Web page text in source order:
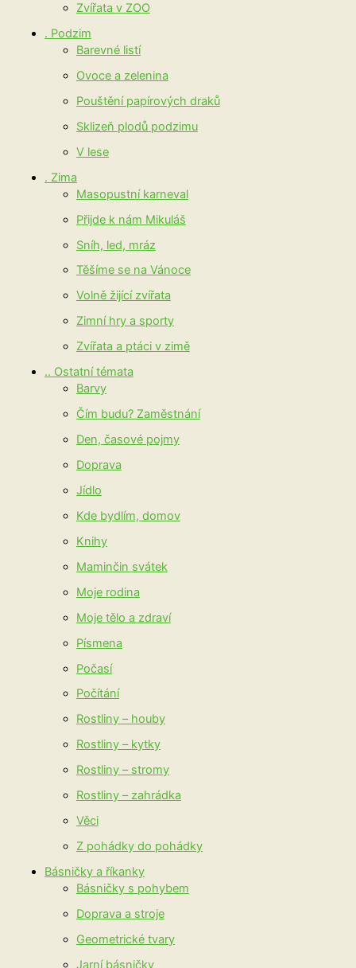
Zvířata v ZOO
. Podzim
Barevné listí
Ovoce a zelenina
Pouštění papírových draků
Sklizeň plodů podzimu
V lese
. Zima
Masopustní karneval
Přijde k nám Mikuláš
Sníh, led, mráz
Těšíme se na Vánoce
Volně žijící zvířata
Zimní hry a sporty
Zvířata a ptáci v zimě
.. Ostatní témata
Barvy
Čím budu? Zaměstnání
Den, časové pojmy
Doprava
Jídlo
Kde bydlím, domov
Knihy
Maminčin svátek
Moje rodina
Moje tělo a zdraví
Písmena
Počasí
Počítání
Rostliny – houby
Rostliny – kytky
Rostliny – stromy
Rostliny – zahrádka
Věci
Z pohádky do pohádky
Básničky a říkanky
Básničky s pohybem
Doprava a stroje
Geometrické tvary
Jarní básničky